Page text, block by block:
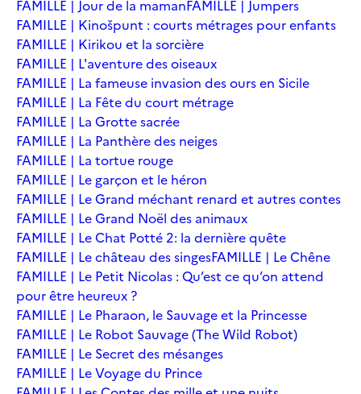
FAMILLE | Jour de la mamanFAMILLE | Jumpers
FAMILLE | Kinošpunt : courts métrages pour enfants
FAMILLE | Kirikou et la sorcière
FAMILLE | L'aventure des oiseaux
FAMILLE | La fameuse invasion des ours en Sicile
FAMILLE | La Fête du court métrage
FAMILLE | La Grotte sacrée
FAMILLE | La Panthère des neiges
FAMILLE | La tortue rouge
FAMILLE | Le garçon et le héron
FAMILLE | Le Grand méchant renard et autres contes
FAMILLE | Le Grand Noël des animaux
FAMILLE | Le Chat Potté 2: la dernière quête
FAMILLE | Le château des singesFAMILLE | Le Chêne
FAMILLE | Le Petit Nicolas : Qu’est ce qu’on attend
pour être heureux ?
FAMILLE | Le Pharaon, le Sauvage et la Princesse
FAMILLE | Le Robot Sauvage (The Wild Robot)
FAMILLE | Le Secret des mésanges
FAMILLE | Le Voyage du Prince